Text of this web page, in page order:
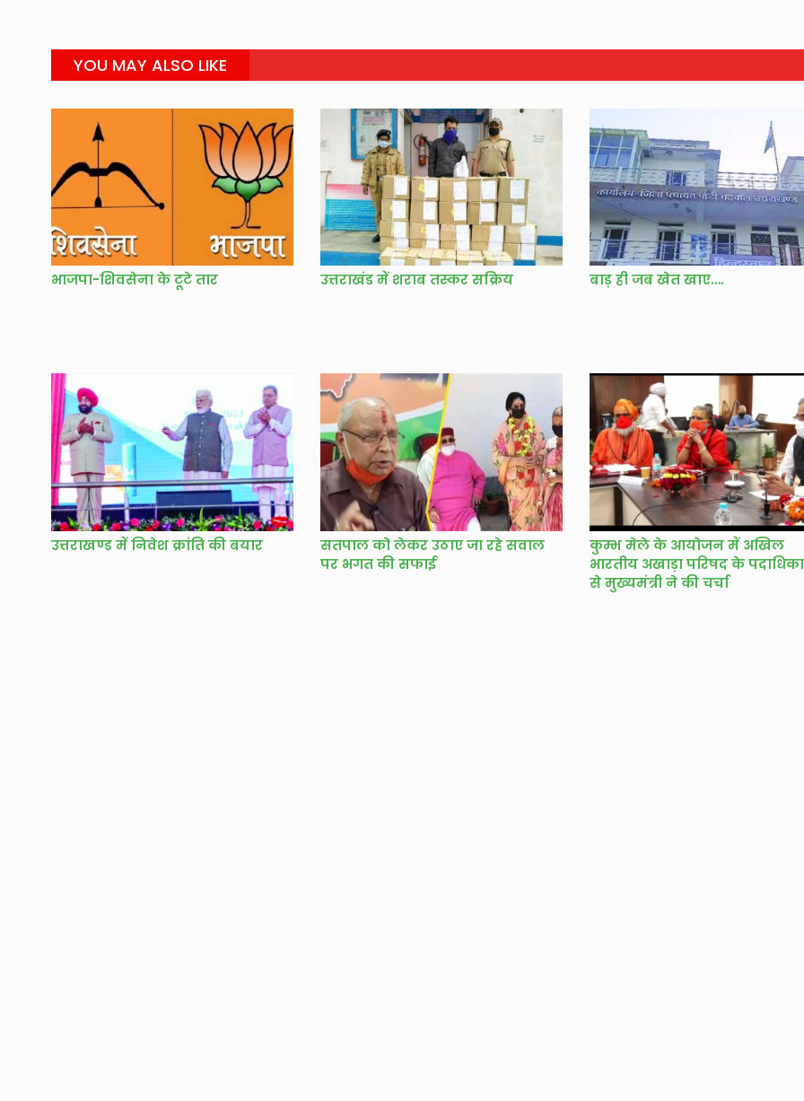
YOU MAY ALSO LIKE
भाजपा-शिवसेना के टूटे तार उत्तराखंड में शराब तस्कर सक्रिय बाड़ ही जब खेत खाए….
उत्तराखण्ड में निवेश क्रांति की बयार
सतपाल को लेकर उठाए जा रहे सवाल
पर भगत की सफाई
कुम्भ मेले के आयोजन में अखिल
भारतीय अखाड़ा परिषद के
से मुख्यमंत्री ने की चर्चा